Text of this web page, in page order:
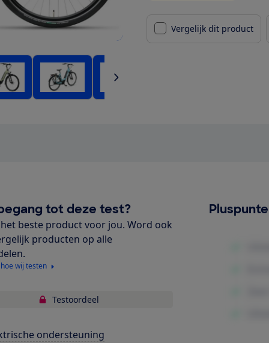
Vergelijk dit product
tot deze test?
beste product voor jou. Word ook
producten op alle
wij testen
Testoordeel
ondersteuning